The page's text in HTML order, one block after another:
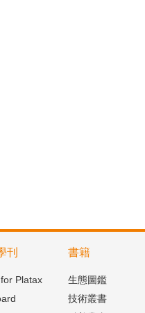
刊
Platax
書籍
生態圖鑑
技術叢書